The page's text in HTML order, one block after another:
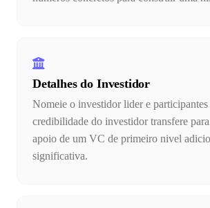
Detalhes do Investidor
Nomeie o investidor lider e participantes
credibilidade do investidor transfere
apoio de um VC de primeiro nivel
significativa.